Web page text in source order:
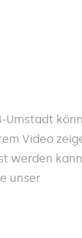
Umstadt
Video
werden
unser